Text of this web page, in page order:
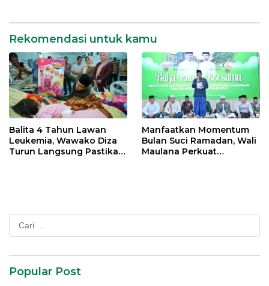
Rekomendasi untuk kamu
Balita 4 Tahun Lawan
Leukemia, Wawako Diza
Turun Langsung Pastikan
Manfaatkan Momentum
Bulan Suci Ramadan, Wali
Maulana Perkuat
Cari
untuk:
Popular Post